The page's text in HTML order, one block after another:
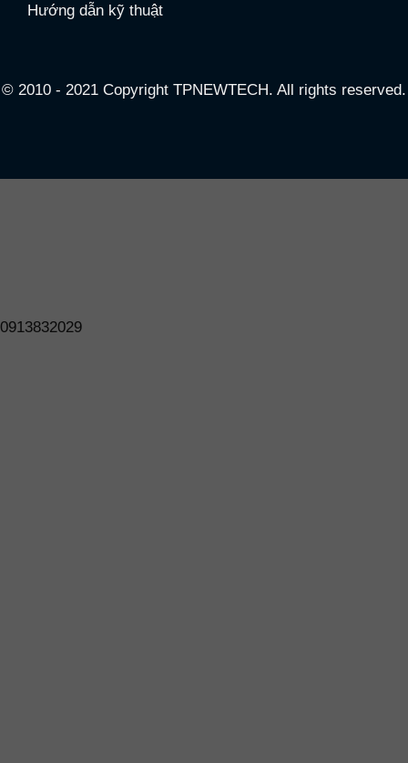
Hướng dẫn kỹ thuật
© 2010 - 2021 Copyright TPNEWTECH. All rights reserved.
0913832029